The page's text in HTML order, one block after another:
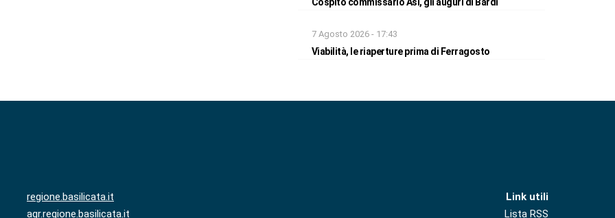
7 Agosto 2026 - 17:43
Viabilità, le riaperture prima di Ferragosto
regione.basilicata.it
agr.regione.basilicata.it
Link utili
Lista RSS